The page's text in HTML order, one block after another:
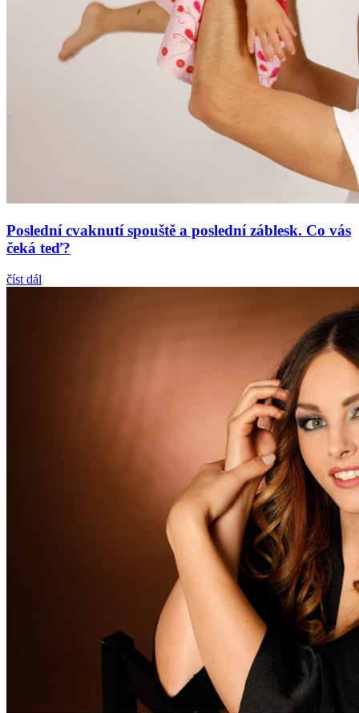
Poslední cvaknutí spouště a poslední záblesk. Co vás
čeká teď?
číst dál